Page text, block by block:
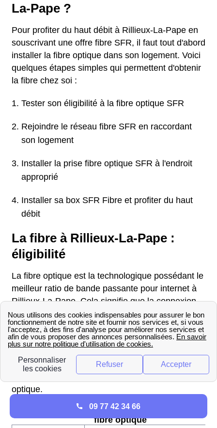
La-Pape ?
Pour profiter du haut débit à Rillieux-La-Pape en
souscrivant une offre fibre SFR, il faut tout d'abord
installer la fibre optique dans son logement. Voici
quelques étapes simples qui permettent d'obtenir
la fibre chez soi :
Tester son éligibilité à la fibre optique SFR
Rejoindre le réseau fibre SFR en raccordant
son logement
Installer la prise fibre optique SFR à l'endroit
approprié
Installer sa box SFR Fibre et profiter du haut
débit
La fibre à Rillieux-La-Pape :
éligibilité
La fibre optique est la technologique possédant le
meilleur ratio de bande passante pour internet à
Rillieux-La-Pape. Cela signifie que la connexion
est bien plus rapide qu'avec un système utilisant
l'ADSL. Lors de votre déménagement ou de votre
nouvelle installation, il faut connaitre l'éligibilité à
souscrire une offre adaptée. En 2022, 88 %des
logements Rilliards étaient éligibles à la fibre
optique.
Évolution du nombre de logements éligibles à
fibre optique
09 77 42 34 66